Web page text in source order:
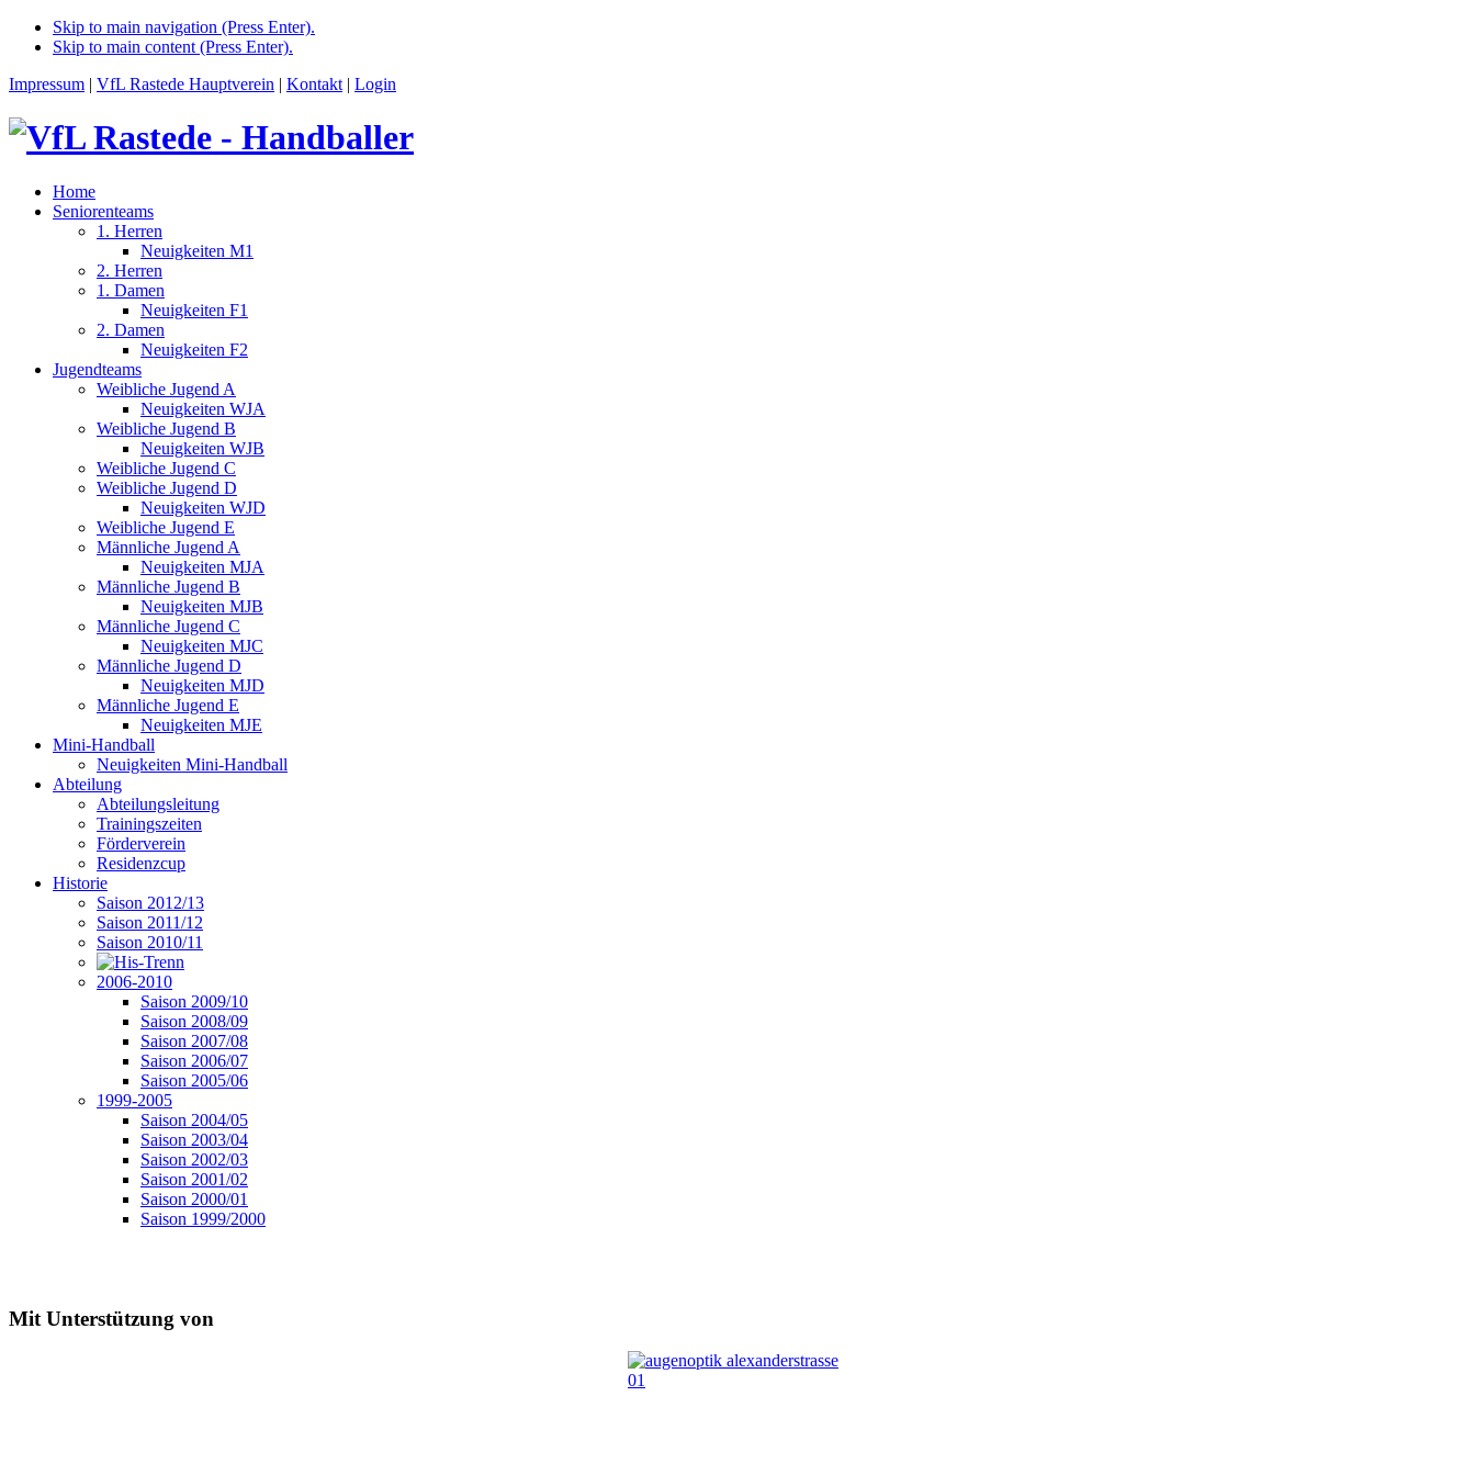
Skip to main navigation (Press Enter).
Skip to main content (Press Enter).
Impressum | VfL Rastede Hauptverein | Kontakt | Login
Home
Seniorenteams
1. Herren
Neuigkeiten M1
2. Herren
1. Damen
Neuigkeiten F1
2. Damen
Neuigkeiten F2
Jugendteams
Weibliche Jugend A
Neuigkeiten WJA
Weibliche Jugend B
Neuigkeiten WJB
Weibliche Jugend C
Weibliche Jugend D
Neuigkeiten WJD
Weibliche Jugend E
Männliche Jugend A
Neuigkeiten MJA
Männliche Jugend B
Neuigkeiten MJB
Männliche Jugend C
Neuigkeiten MJC
Männliche Jugend D
Neuigkeiten MJD
Männliche Jugend E
Neuigkeiten MJE
Mini-Handball
Neuigkeiten Mini-Handball
Abteilung
Abteilungsleitung
Trainingszeiten
Förderverein
Residenzcup
Historie
Saison 2012/13
Saison 2011/12
Saison 2010/11
2006-2010
Saison 2009/10
Saison 2008/09
Saison 2007/08
Saison 2006/07
Saison 2005/06
1999-2005
Saison 2004/05
Saison 2003/04
Saison 2002/03
Saison 2001/02
Saison 2000/01
Saison 1999/2000
Mit Unterstützung von